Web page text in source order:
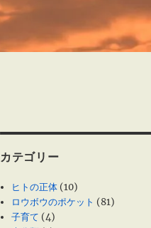
カテゴリー
ヒトの正体 (10)
ロウボウのポケット (81)
子育て (4)